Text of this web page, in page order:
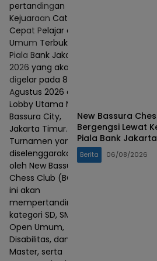
pertandingan
Kejuaraan Catur
Cepat Pelajar dan
Umum Terbuka
Piala Bank Jakarta
2026 yang akan
digelar pada 8–9
Agustus 2026 di
Lobby Utama Mall
Bassura City,
Jakarta Timur.
Turnamen yang
diselenggarakan
oleh New Bassura
Chess Club (BCC)
ini akan
mempertandingkan
kategori SD, SMP,
Open Umum,
Disabilitas, dan
Master, serta
New Bassura
Bergengsi Lewat
Piala Bank
Berita 06/08/2026